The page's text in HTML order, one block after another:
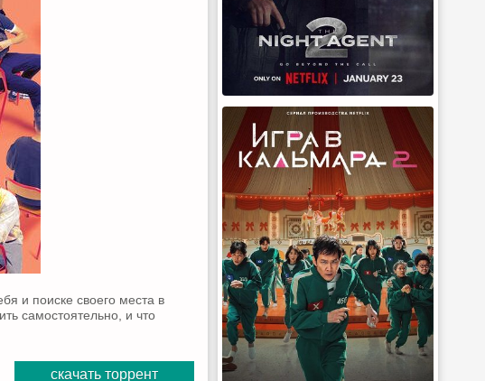
и поиске своего места в
самостоятельно, и что
скачать торрент